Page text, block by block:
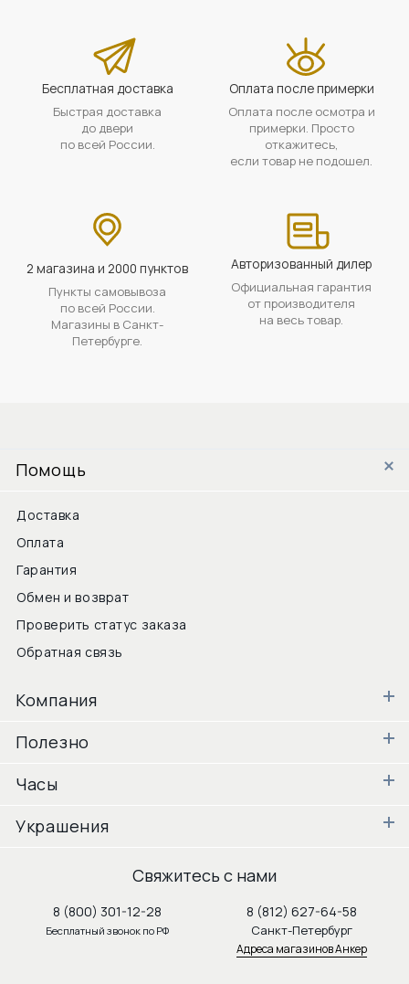
Бесплатная доставка
Быстрая доставка
до двери
по всей России.
Оплата после примерки
Оплата после осмотра и
примерки. Просто
откажитесь,
если товар не подошел.
2 магазина и 2000 пунктов
Пункты самовывоза
по всей России.
Магазины в Санкт-
Петербурге.
Авторизованный дилер
Официальная гарантия
от производителя
на весь товар.
Помощь
Доставка
Оплата
Гарантия
Обмен и возврат
Проверить статус заказа
Обратная связь
Компания
Полезно
Часы
Украшения
Свяжитесь с нами
8 (800) 301-12-28
Бесплатный звонок по РФ
8 (812) 627-64-58
Санкт-Петербург
Адреса магазинов Анкер